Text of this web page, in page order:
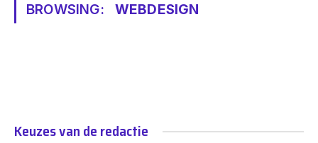
BROWSING: WEBDESIGN
Keuzes van de redactie